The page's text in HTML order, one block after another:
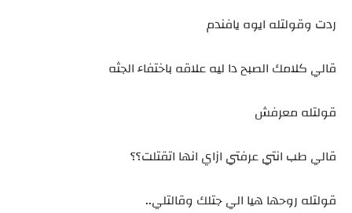
ردت وقولتله ايوه يافندم
قالي كلامك الصبح دا ليه علاقه باختفاء الجثه
قولتله معرفش
قالي طب انتي عرفتي ازاي انها اتقتلت؟؟
قولتله روحها هيا الي جتلك وقالتلي..